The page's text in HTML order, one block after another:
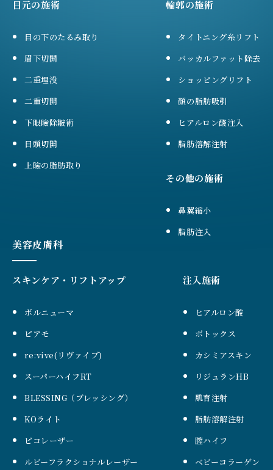
目元の施術
目の下のたるみ取り
眉下切開
二重埋没
二重切開
下眼瞼除皺術
目頭切開
上瞼の脂肪取り
輪郭の施術
タイトニング糸リフト
バッカルファット除去
ショッピングリフト
顔の脂肪吸引
ヒアルロン酸注入
脂肪溶解注射
その他の施術
鼻翼縮小
脂肪注入
美容皮膚科
スキンケア・リフトアップ
ボルニューマ
ピアモ
re:vive(リヴァイブ)
スーパーハイフRT
BLESSING（ブレッシング）
KOライト
ピコレーザー
ルビーフラクショナルレーザー
注入施術
ヒアルロン酸
ボトックス
カシミアスキン
リジュランHB
肌育注射
脂肪溶解注射
膣ハイフ
ベビーコラーゲン